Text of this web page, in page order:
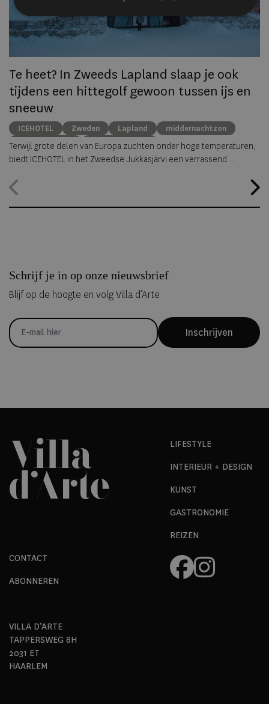
Te heet? In Zweeds Lapland slaap je ook
tijdens een hittegolf gewoon tussen ijs en
sneeuw
ICEHOTEL Zweden Lapland
middernachtzon
summer travel
Arctische reizen
Terwijl grote delen van Europa zuchten onder hoge temperaturen,
biedt ICEHOTEL in het Zweedse Jukkasjärvi een verrassend
hele jaar geopend, waardoor gasten zelfs midden in de zomer
Schrijf je in op onze nieuwsbrief
Blijf op de hoogte en volg Villa d’Arte
Inschrijven
LIFESTYLE
INTERIEUR + DESIGN
KUNST
GASTRONOMIE
REIZEN
CONTACT
ABONNEREN
VILLA D’ARTE
TAPPERSWEG 8H
2031 ET
HAARLEM